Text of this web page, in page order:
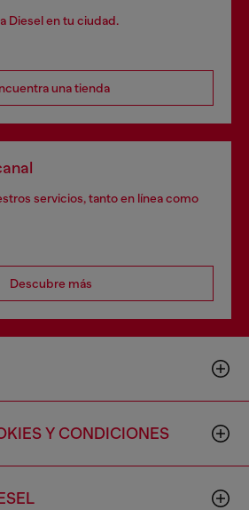
Diesel en tu ciudad.
una tienda
servicios, tanto en línea como
Descubre más
Y CONDICIONES